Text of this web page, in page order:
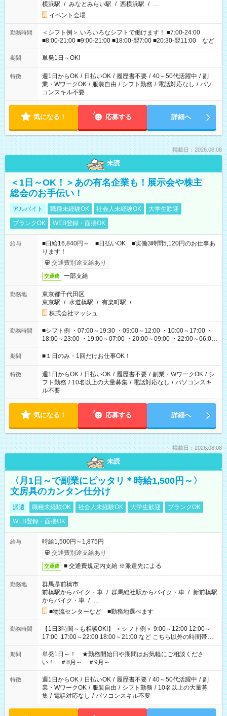
横浜駅 / みなとみらい駅 / 西横浜駅 / …
イベント会場
勤務時間
＜シフト例＞ いろいろなシフトで働けます！ ■7:00-24:00
■8:00-21:00 ■9:00-21:00 ■18:00-翌7:00 ■20:30-翌11:00 など
期間 単発1日～OK!
特徴 週1日からOK / 日払いOK / 履歴書不要 / 40～50代活躍中 / 副
業・WワークOK / 服装自由 / シフト勤務 / 電話対応なし / パソ
コンスキル不要
気になる！ 応募する 詳細へ
掲載日：2026.08.08
未読
＜1日～OK！＞あの有名企業も！展示会や株主
総会のお手伝い！
アルバイト 職種未経験OK 社会人未経験OK
大学生歓迎
ブランクOK
WEB登録・面接OK
給与
■日給16,840円～ ■日払いOK ■実働3時間5,120円のお仕事あ
ります！
交通費別途支給あり
交通費 一部支給
勤務地
東京都千代田区
東京駅 / 水道橋駅 / 有楽町駅 / …
株式会社マッシュ
勤務時間
■シフト例 ・07:00～19:30 ・09:00～12:00 ・10:00～17:00 ・
18:00～23:00 ・19:00～07:00 ・20:00～09:00 ・22:00～06:00
etc ★最短で3時間で5,120円のお仕事から 15時間で2万円近く稼
げるお仕事も！ ご希望のお時間に合わせてご紹介！ ※シフトは
ください！
期間 ■１日のみ・1回だけお仕事OK！
特徴 週1日からOK / 日払いOK / 履歴書不要 / 副業・WワークOK / シ
フト勤務 / 10名以上の大量募集 / 電話対応なし / パソコンスキ
ル不要
気になる！ 応募する 詳細へ
掲載日：2026.08.08
未読
〈月1日～で副業にピッタリ＊時給1,500円～〉
文房具のカンタン仕分け
派遣 職種未経験OK 社会人未経験OK 大学生歓迎
ブランクOK
WEB登録・面接OK
給与
時給1,500円～1,875円
交通費別途支給あり
交通費 ■ 交通費規定内支給 ※派遣先による
勤務地
群馬県前橋市
前橋駅からバイク・車 / 群馬総社駅からバイク・車 / 新前橋駅
からバイク・車 / …
■物流センターなど ■勤務地選べます
勤務時間
【1日3時間～も相談OK!】 ＜シフト例＞ 9:00～12:00 12:00～
17:00 17:00～22:00 18:00～21:00 など こちら以外の時間帯も
お気軽にご相談ください！
期間
単発1日～！ ★勤務開始日や期間はお気軽にご相談くださ
い！ ＃8月～ ＃9月～
特徴 週1日からOK / 日払いOK / 履歴書不要 / 40～50代活躍中 / 副
業・WワークOK / 服装自由 / シフト勤務 / 10名以上の大量募
集 / 電話対応なし / パソコンスキル不要